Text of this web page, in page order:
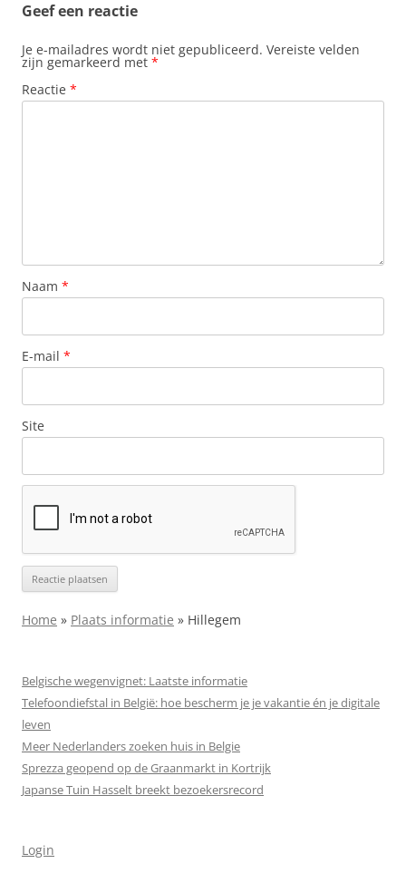
Geef een reactie
Je e-mailadres wordt niet gepubliceerd. Vereiste velden
zijn gemarkeerd met *
Reactie *
Naam *
E-mail *
Site
Home » Plaats informatie » Hillegem
Belgische wegenvignet: Laatste informatie
Telefoondiefstal in België: hoe bescherm je je vakantie én je digitale
leven
Meer Nederlanders zoeken huis in Belgie
Sprezza geopend op de Graanmarkt in Kortrijk
Japanse Tuin Hasselt breekt bezoekersrecord
Login